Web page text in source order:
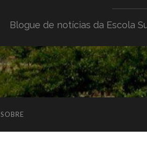
Blogue de notícias da Escola
SOBRE